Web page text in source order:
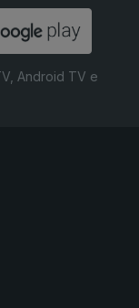
Android TV e